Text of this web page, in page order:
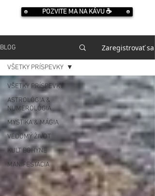
POZVITE MA NA KÁVU ☕️
BLOG Zaregistrovať sa
VŠETKY PRÍSPEVKY
ASTROLÓGIA &
NUMEROLÓGIA
MYSTIKA & MÁGIA
VEDOMÝ ŽIVOT
KULT BOHYNE
MANIFESTÁCIA
VŠETKY PRÍSPEVKY